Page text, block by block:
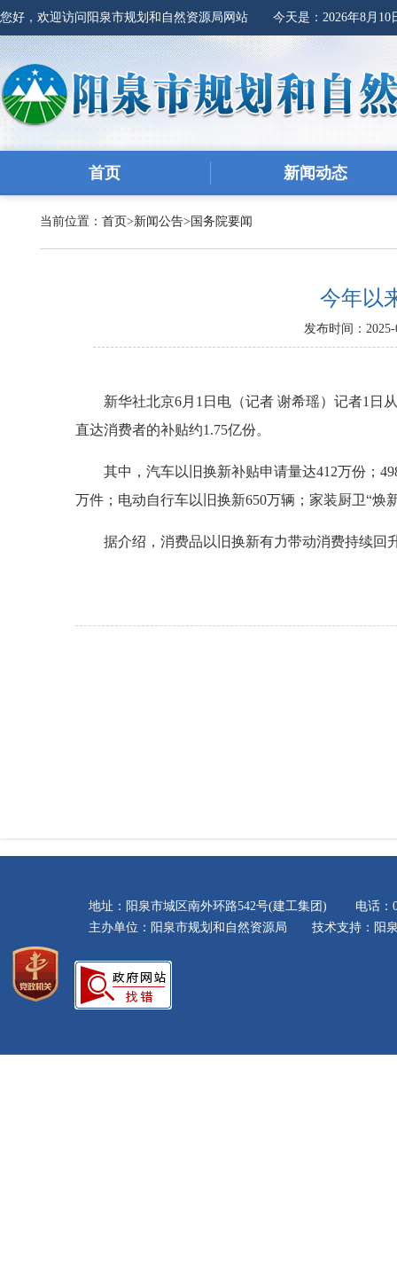
您好，欢迎访问阳泉市规划和自然资源局网站 今天是： 2026年8月10
首页 新闻动态
当前位置： 首页>新闻公告> 国务院要闻
今年以
发布时间：2025-
新华社北京6月1日电（记者 谢希瑶）记者1日
直达消费者的补贴约1.75亿份。
其中，汽车以旧换新补贴申请量达412万份；
万件；电动自行车以旧换新650万辆；家装厨卫“焕
据介绍，消费品以旧换新有力带动消费持续回
地址：阳泉市城区南外环路542号(建工集团) 电
主办单位：阳泉市规划和自然资源局 技术支持：